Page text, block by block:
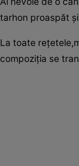
tarhon proaspăt
La toate
compoziţia se